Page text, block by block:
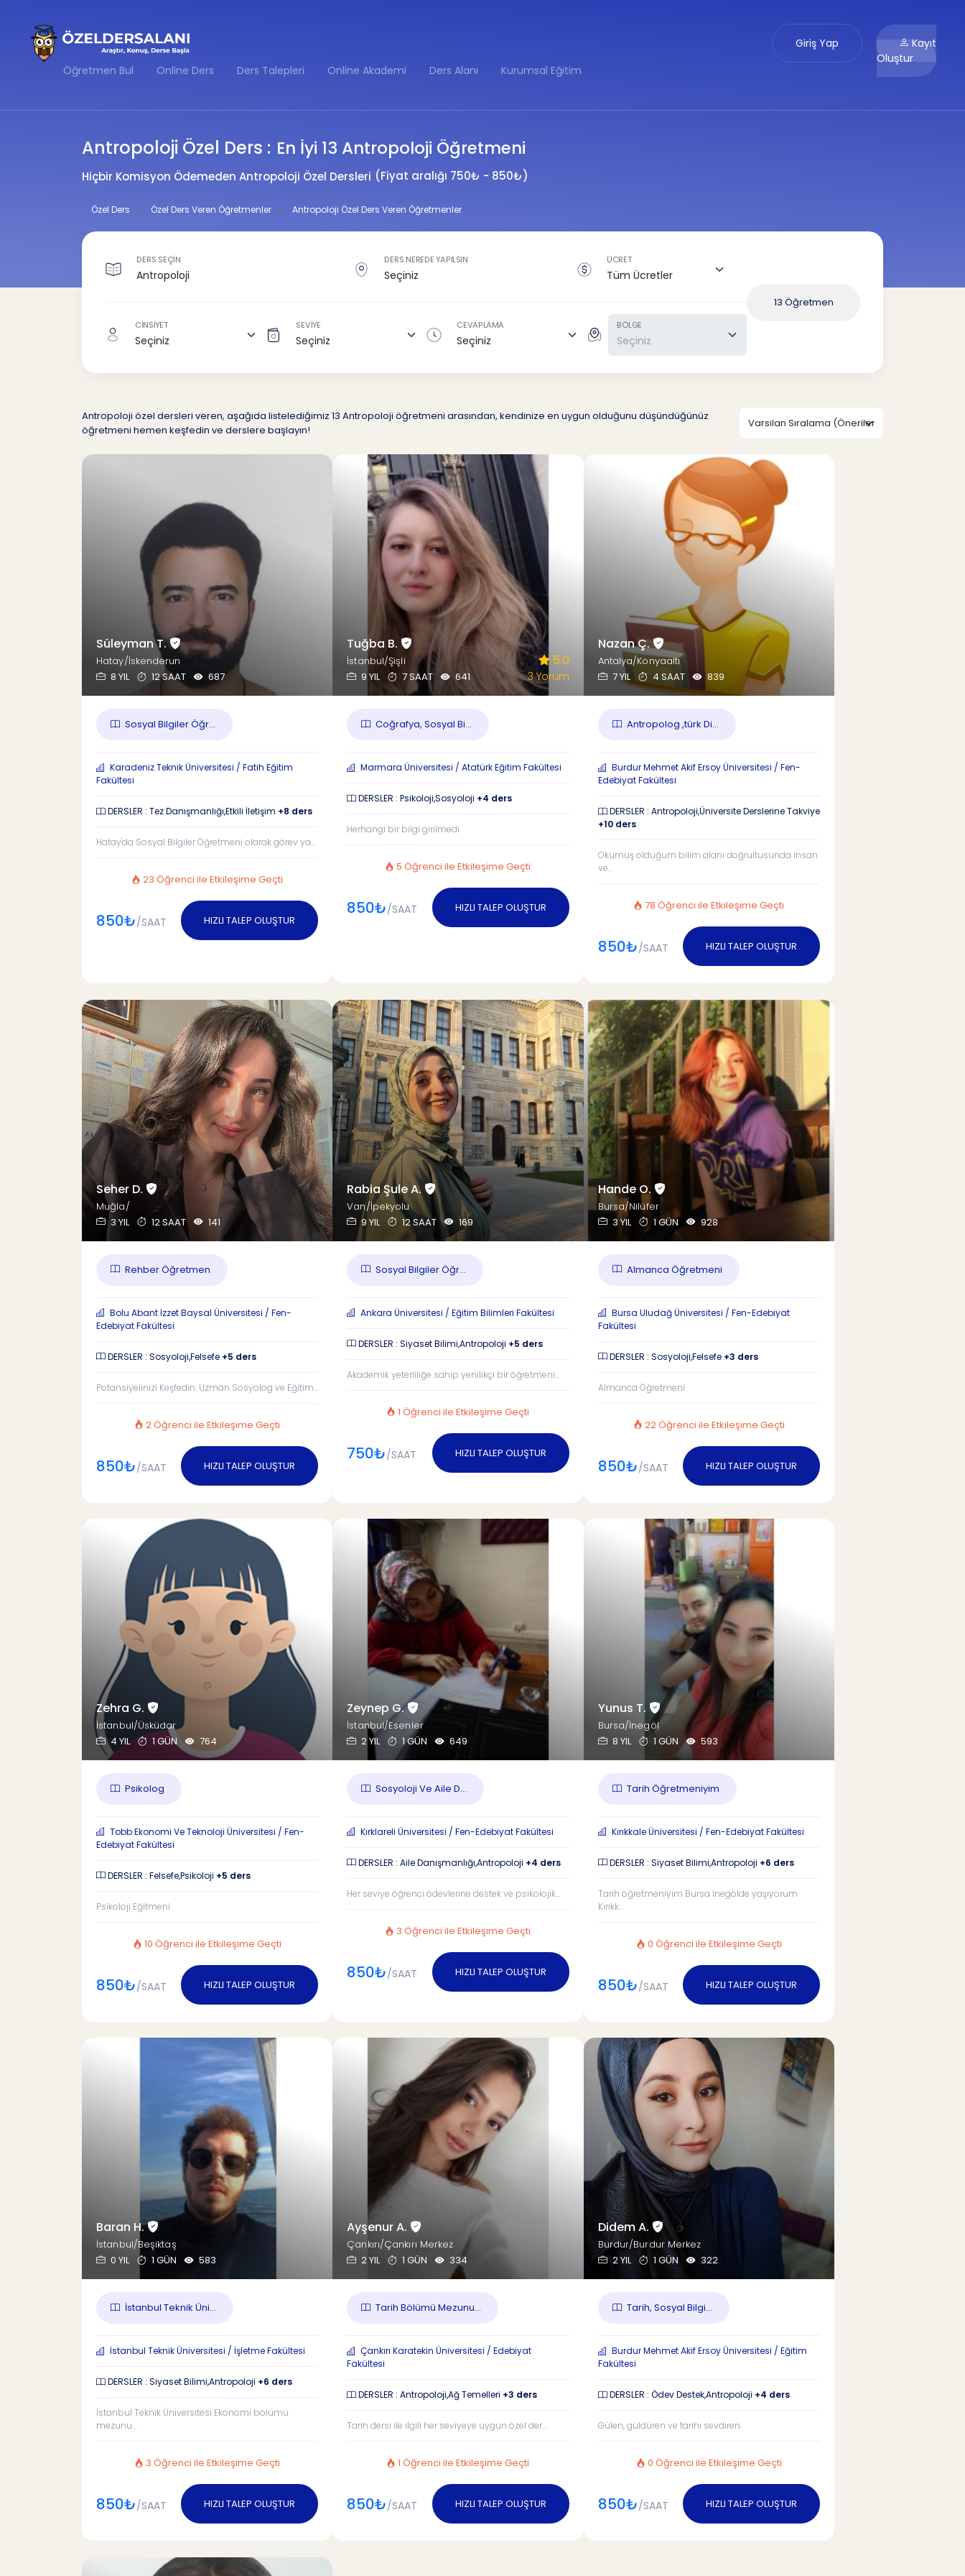
Öğretmen Bul Online Ders Ders Talepleri Online Akademi Ders Alanı Kurumsal Eğitim
Giriş Yap
Kayıt
Oluştur
Antropoloji Özel Ders : En İyi 13 Antropoloji Öğretmeni
Hiçbir Komisyon Ödemeden Antropoloji Özel Dersleri (Fiyat aralığı 750₺ - 850₺)
Özel Ders Özel Ders Veren Öğretmenler Antropoloji Özel Ders Veren Öğretmenler
DERS SEÇİN DERS NEREDE YAPILSIN ÜCRET
CİNSİYET SEVİYE CEVAPLAMA BÖLGE
13 Öğretmen
Antropoloji özel dersleri veren, aşağıda listelediğimiz 13 Antropoloji öğretmeni arasından, kendinize en uygun olduğunu düşündüğünüz
öğretmeni hemen keşfedin ve derslere başlayın!
Süleyman T.
Hatay/İskenderun
8 YIL
12 SAAT 687
Sosyal Bilgiler Öğr...
Karadeniz Teknik Üniversitesi / Fatih Eğitim
Fakültesi
DERSLER : Tez Danışmanlığı,Etkili İletişim +8 ders
Hatay'da Sosyal Bilgiler Öğretmeni olarak görev ya...
23 Öğrenci ile Etkileşime Geçti
850₺/SAAT HIZLI TALEP OLUŞTUR
Tuğba B.
İstanbul/Şişli
9 YIL
7 SAAT 641
5.0
3 Yorum
Coğrafya, Sosyal Bi...
Marmara Üniversitesi / Atatürk Eğitim Fakültesi
DERSLER : Psikoloji,Sosyoloji +4 ders
Herhangi bir bilgi girilmedi
5 Öğrenci ile Etkileşime Geçti
850₺/SAAT HIZLI TALEP OLUŞTUR
Nazan Ç.
Antalya/Konyaaltı
7 YIL
4 SAAT 839
Antropolog ,türk Di...
Burdur Mehmet Akif Ersoy Üniversitesi / Fen-
Edebiyat Fakültesi
DERSLER : Antropoloji,Üniversite Derslerine Takviye
+10 ders
Okumuş olduğum bilim alanı doğrultusunda insan
ve...
78 Öğrenci ile Etkileşime Geçti
850₺/SAAT HIZLI TALEP OLUŞTUR
Seher D.
Muğla/
3 YIL
12 SAAT 141
Rehber Öğretmen
Bolu Abant İzzet Baysal Üniversitesi / Fen-
Edebiyat Fakültesi
DERSLER : Sosyoloji,Felsefe +5 ders
Potansiyelinizi Keşfedin: Uzman Sosyolog ve Eğitim...
2 Öğrenci ile Etkileşime Geçti
850₺/SAAT HIZLI TALEP OLUŞTUR
Rabia Şule A.
Van/İpekyolu
9 YIL
12 SAAT 169
Sosyal Bilgiler Öğr...
Ankara Üniversitesi / Eğitim Bilimleri Fakültesi
DERSLER : Siyaset Bilimi,Antropoloji +5 ders
Akademik yeterliliğe sahip yenilikçi bir öğretmeni...
1 Öğrenci ile Etkileşime Geçti
750₺/SAAT HIZLI TALEP OLUŞTUR
Hande O.
Bursa/Nilüfer
3 YIL
1 GÜN 928
Almanca Öğretmeni
Bursa Uludağ Üniversitesi / Fen-Edebiyat
Fakültesi
DERSLER : Sosyoloji,Felsefe +3 ders
Almanca Öğretmeni
22 Öğrenci ile Etkileşime Geçti
850₺/SAAT HIZLI TALEP OLUŞTUR
Zehra G.
İstanbul/Üsküdar
4 YIL
1 GÜN 764
Psikolog
Tobb Ekonomi Ve Teknoloji Üniversitesi / Fen-
Edebiyat Fakültesi
DERSLER : Felsefe,Psikoloji +5 ders
Psikoloji Eğitmeni
10 Öğrenci ile Etkileşime Geçti
850₺/SAAT HIZLI TALEP OLUŞTUR
Zeynep G.
İstanbul/Esenler
2 YIL
1 GÜN 649
Sosyoloji Ve Aile D...
Kırklareli Üniversitesi / Fen-Edebiyat Fakültesi
DERSLER : Aile Danışmanlığı,Antropoloji +4 ders
Her seviye öğrenci ödevlerine destek ve psikolojik...
3 Öğrenci ile Etkileşime Geçti
850₺/SAAT HIZLI TALEP OLUŞTUR
Yunus T.
Bursa/İnegöl
8 YIL
1 GÜN 593
Tarih Öğretmeniyim
Kırıkkale Üniversitesi / Fen-Edebiyat Fakültesi
DERSLER : Siyaset Bilimi,Antropoloji +6 ders
Tarih öğretmeniyim Bursa Inegölde yaşıyorum
Kırıkk...
0 Öğrenci ile Etkileşime Geçti
850₺/SAAT HIZLI TALEP OLUŞTUR
Baran H.
İstanbul/Beşiktaş
0 YIL
1 GÜN 583
İstanbul Teknik Üni...
İstanbul Teknik Üniversitesi / İşletme Fakültesi
DERSLER : Siyaset Bilimi,Antropoloji +6 ders
İstanbul Teknik Üniversitesi Ekonomi bölümü
mezunu...
3 Öğrenci ile Etkileşime Geçti
850₺/SAAT HIZLI TALEP OLUŞTUR
Ayşenur A.
Çankırı/Çankırı Merkez
2 YIL
1 GÜN 334
Tarih Bölümü Mezunu...
Çankırı Karatekin Üniversitesi / Edebiyat
Fakültesi
DERSLER : Antropoloji,Ağ Temelleri +3 ders
Tarih dersi ile ilgili her seviyeye uygun özel der...
1 Öğrenci ile Etkileşime Geçti
850₺/SAAT HIZLI TALEP OLUŞTUR
Didem A.
Burdur/Burdur Merkez
2 YIL
1 GÜN 322
Tarih, Sosyal Bilgi...
Burdur Mehmet Akif Ersoy Üniversitesi / Eğitim
Fakültesi
DERSLER : Ödev Destek,Antropoloji +4 ders
Gülen, güldüren ve tarihi sevdiren.
0 Öğrenci ile Etkileşime Geçti
850₺/SAAT HIZLI TALEP OLUŞTUR